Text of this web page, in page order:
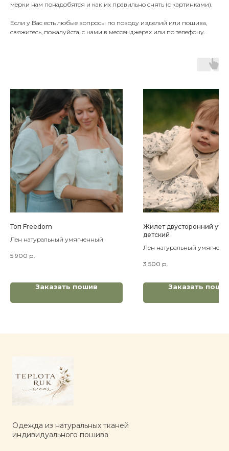
мерки нам понадобятся и как их правильно снять (с картинками).
Если у Вас есть любые вопросы по поводу изделий или пошива,
свяжитесь, пожалуйста, с нами в мессенджерах или по телефону.
Топ Freedom
Лен натуральный умягченный
5 900 р.
Заказать пошив
Жилет двусторонний
детский
Лен натуральный
3 500 р.
Заказать
Одежда из натуральных тканей
индивидуального пошива